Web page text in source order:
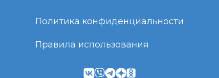
Политика конфиденциальности
Правила использования